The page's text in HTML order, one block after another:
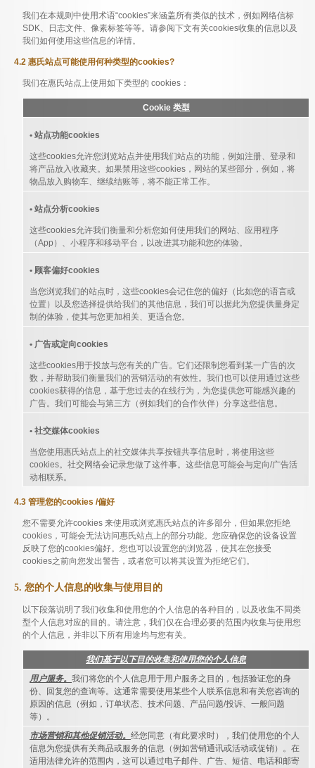
我们在本规则中使用术语“cookies”来涵盖所有类似的技术，例如网络信标
SDK、日志文件、像素标签等等。请参阅下文有关cookies收集的信息以及
我们如何使用这些信息的详情。
4.2 惠氏站点可能使用何种类型的cookies?
我们在惠氏站点上使用如下类型的 cookies：
Cookie 类型
• 站点功能cookies
这些cookies允许您浏览站点并使用我们站点的功能，例如注册、登录和
将产品放入收藏夹。如果禁用这些cookies，网站的某些部分，例如，将
物品放入购物车、继续结账等，将不能正常工作。
• 站点分析cookies
这些cookies允许我们衡量和分析您如何使用我们的网站、应用程序
（App）、小程序和移动平台，以改进其功能和您的体验。
• 顾客偏好cookies
当您浏览我们的站点时，这些cookies会记住您的偏好（比如您的语言或
位置）以及您选择提供给我们的其他信息，我们可以据此为您提供量身定
制的体验，使其与您更加相关、更适合您。
• 广告或定向cookies
这些cookies用于投放与您有关的广告。它们还限制您看到某一广告的次
数，并帮助我们衡量我们的营销活动的有效性。我们也可以使用通过这些
cookies获得的信息，基于您过去的在线行为，为您提供您可能感兴趣的
广告。我们可能会与第三方（例如我们的合作伙伴）分享这些信息。
• 社交媒体cookies
当您使用惠氏站点上的社交媒体共享按钮共享信息时，将使用这些
cookies。社交网络会记录您做了这件事。这些信息可能会与定向/广告活
动相联系。
4.3 管理您的cookies /偏好
您不需要允许cookies 来使用或浏览惠氏站点的许多部分，但如果您拒绝
cookies，可能会无法访问惠氏站点上的部分功能。您应确保您的设备设置
反映了您的cookies偏好。您也可以设置您的浏览器，使其在您接受
cookies之前向您发出警告，或者您可以将其设置为拒绝它们。
5. 您的个人信息的收集与使用目的
以下段落说明了我们收集和使用您的个人信息的各种目的，以及收集不同类
型个人信息对应的目的。请注意，我们仅在合理必要的范围内收集与使用您
的个人信息，并非以下所有用途均与您有关。
我们基于以下目的收集和使用您的个人信息
用户服务。 我们将您的个人信息用于用户服务之目的，包括验证您的身
份、回复您的查询等。这通常需要使用某些个人联系信息和有关您咨询的
原因的信息（例如，订单状态、技术问题、产品问题/投诉、一般问题
等）。
市场营销和其他促销活动。 经您同意（有此要求时），我们使用您的个人
信息为您提供有关商品或服务的信息（例如营销通讯或活动或促销）。在
适用法律允许的范围内，这可以通过电子邮件、广告、短信、电话和邮寄